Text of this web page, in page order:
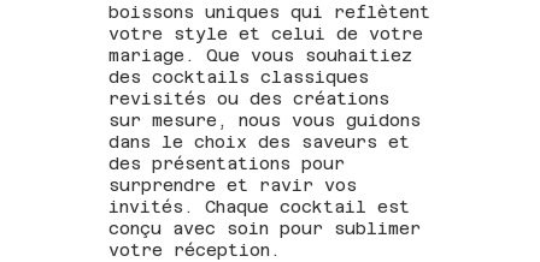
boissons uniques qui reflètent
votre style et celui de votre
mariage. Que vous souhaitiez
des cocktails classiques
revisités ou des créations
sur mesure, nous vous guidons
dans le choix des saveurs et
des présentations pour
surprendre et ravir vos
invités. Chaque cocktail est
conçu avec soin pour sublimer
votre réception.